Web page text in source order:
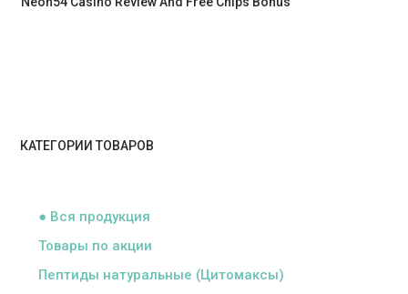
КАТЕГОРИИ ТОВАРОВ
● Вся продукция
Товары по акции
Пептиды натуральные (Цитомаксы)